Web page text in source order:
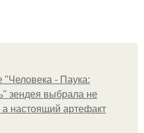
- Паука:
зендея выбрала не
настоящий артефакт